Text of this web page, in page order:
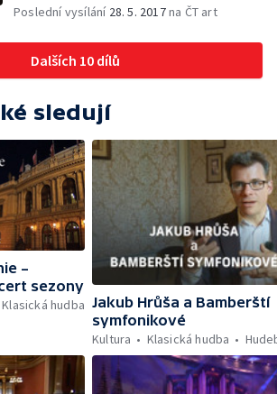
Poslední vysílání 28. 5. 2017na ČT art
Dalších 10 dílů
sledují
–
sezony
Klasická hudba Jakub Hrůša a Bamberští
symfonikové
Kultura
Klasická hudba